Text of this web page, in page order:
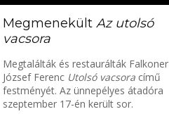
Megmenekült Az utolsó
vacsora
Megtalálták és restaurálták Falkoner
József Ferenc Utolsó vacsora című
festményét. Az ünnepélyes átadóra
szeptember 17-én került sor.